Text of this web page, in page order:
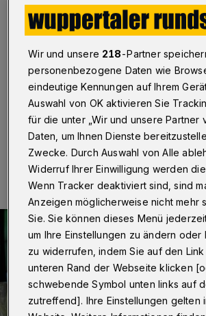
Wuppertal
„Tigerwild“ heißt das
„Theater con Cuore“ am Sonntag
dem Spielplatz hinter dem Haus der
aufgeführt wird. Das Puppentheater
Kinderbuch „Herr Tiger wird wild“ von
beginnt um 16 Uhr.
26.07.2022 , 11:00 Uhr Eine Minute
Wir und unsere 218-Partner
personenbezogene Daten wie
eindeutige Kennungen auf Ihrem
Auswahl von OK aktivieren Sie
für die unter „Wir und unsere Partner
Daten, um Ihnen Dienste
Zwecke. Durch Auswahl von Alle
Widerruf Ihrer Einwilligung werden
Wenn Tracker deaktiviert sind, sind
Anzeigen möglicherweise nicht mehr
Sie. Sie können dieses Menü
um Ihre Einstellungen zu ändern oder
zu widerrufen, indem Sie auf den Link
unteren Rand der Webseite klicken
schwebende Symbol unten links auf
zutreffend]. Ihre Einstellungen gelten